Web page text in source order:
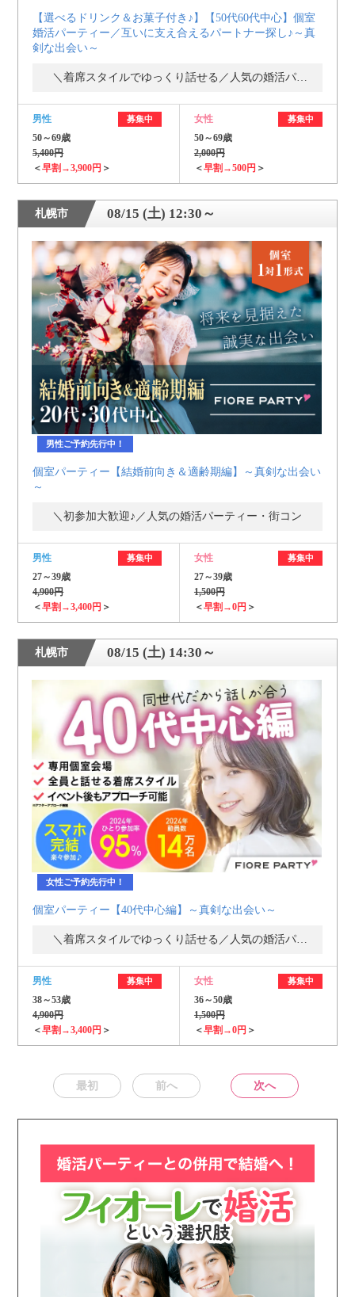
【選べるドリンク＆お菓子付き♪】【50代60代中心】個室
婚活パーティー／互いに支え合えるパートナー探し♪～真
剣な出会い～
＼着席スタイルでゆっくり話せる／人気の婚活パーティー・街コン
男性 募集中
50～69歳
5,400円
＜早割→3,900円 ＞
女性 募集中
50～69歳
2,000円
＜早割→500円 ＞
札幌市 08/15 (土) 12:30～
男性ご予約先行中！
個室パーティー【結婚前向き＆適齢期編】～真剣な出会い
～
＼初参加大歓迎♪／人気の婚活パーティー・街コン
男性 募集中
27～39歳
4,900円
＜早割→3,400円 ＞
女性 募集中
27～39歳
1,500円
＜早割→0円 ＞
札幌市 08/15 (土) 14:30～
女性ご予約先行中！
個室パーティー【40代中心編】～真剣な出会い～
＼着席スタイルでゆっくり話せる／人気の婚活パーティー・街コン
男性 募集中
38～53歳
4,900円
＜早割→3,400円 ＞
女性 募集中
36～50歳
1,500円
＜早割→0円 ＞
最初 前へ 次へ